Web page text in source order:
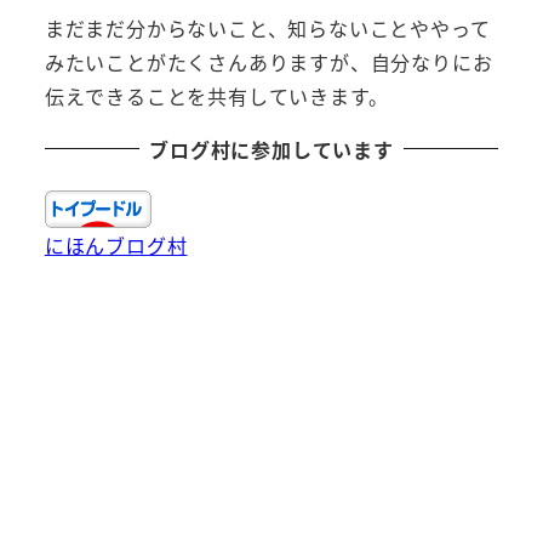
まだまだ分からないこと、知らないことややって
みたいことがたくさんありますが、自分なりにお
伝えできることを共有していきます。
ブログ村に参加しています
にほんブログ村